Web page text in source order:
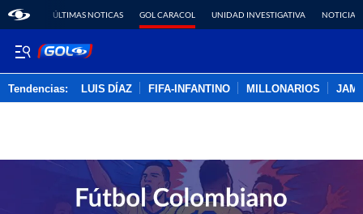
ÚLTIMAS NOTICAS GOL CARACOL UNIDAD INVESTIGATIVA NOTICIAS
Tendencias: LUIS DÍAZ FIFA-INFANTINO MILLONARIOS